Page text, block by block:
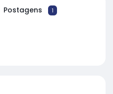
Postagens 1